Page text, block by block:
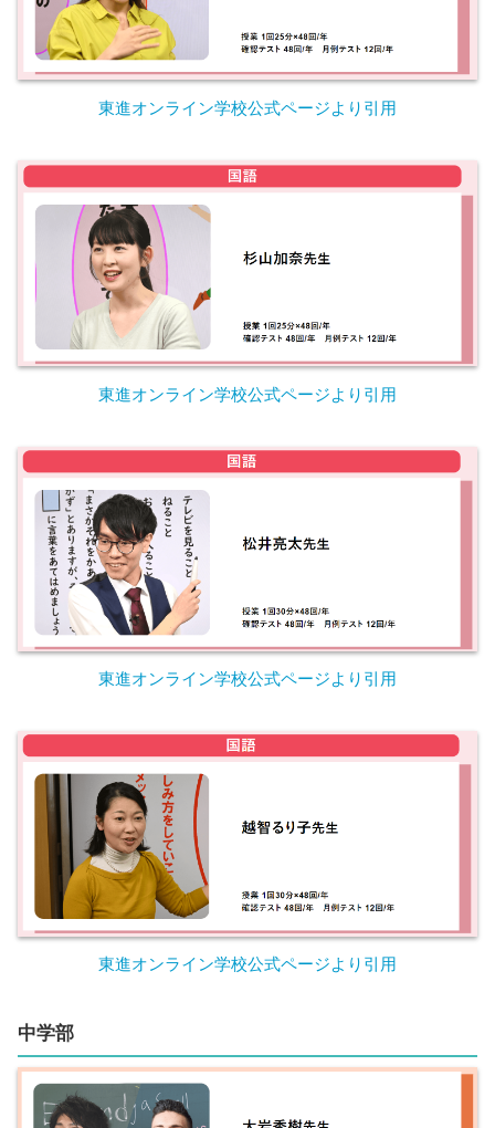
東進オンライン学校公式ページより引用
東進オンライン学校公式ページより引用
東進オンライン学校公式ページより引用
東進オンライン学校公式ページより引用
中学部